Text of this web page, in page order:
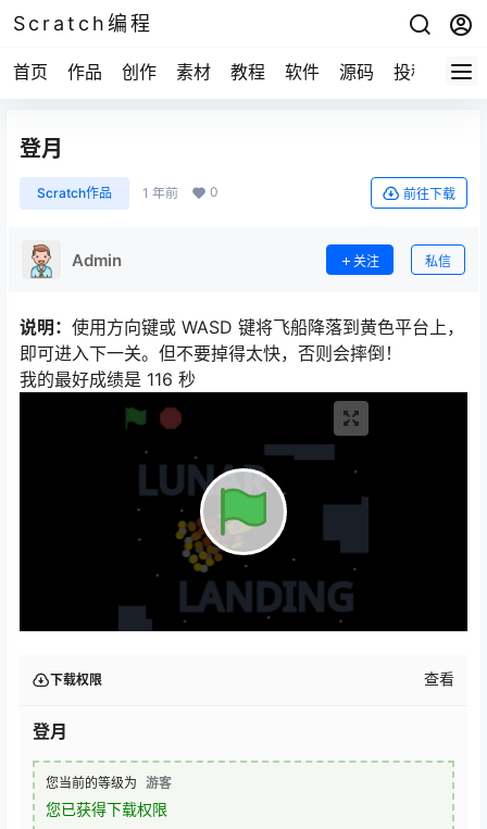
Scratch编程
首页 作品 创作 素材 教程 软件 源码 投稿 关于
登月
Scratch作品 1 年前 0 前往下载
Admin 关注 私信
说明： 使用方向键或 WASD 键将飞船降落到黄色平台上，
即可进入下一关。但不要掉得太快，否则会摔倒！
我的最好成绩是 116 秒
下载权限 查看
登月
您当前的等级为 游客
您已获得下载权限